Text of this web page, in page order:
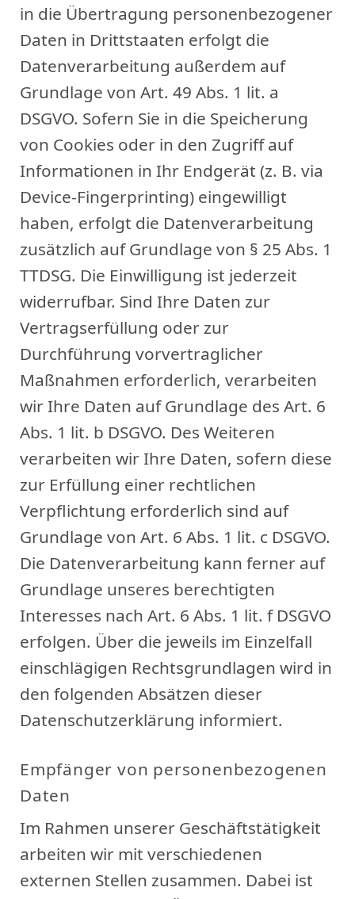
in die Übertragung personenbezogener
Daten in Drittstaaten erfolgt die
Datenverarbeitung außerdem auf
Grundlage von Art. 49 Abs. 1 lit. a
DSGVO. Sofern Sie in die Speicherung
von Cookies oder in den Zugriff auf
Informationen in Ihr Endgerät (z. B. via
Device-Fingerprinting) eingewilligt
haben, erfolgt die Datenverarbeitung
zusätzlich auf Grundlage von § 25 Abs. 1
TTDSG. Die Einwilligung ist jederzeit
widerrufbar. Sind Ihre Daten zur
Vertragserfüllung oder zur
Durchführung vorvertraglicher
Maßnahmen erforderlich, verarbeiten
wir Ihre Daten auf Grundlage des Art. 6
Abs. 1 lit. b DSGVO. Des Weiteren
verarbeiten wir Ihre Daten, sofern diese
zur Erfüllung einer rechtlichen
Verpflichtung erforderlich sind auf
Grundlage von Art. 6 Abs. 1 lit. c DSGVO.
Die Datenverarbeitung kann ferner auf
Grundlage unseres berechtigten
Interesses nach Art. 6 Abs. 1 lit. f DSGVO
erfolgen. Über die jeweils im Einzelfall
einschlägigen Rechtsgrundlagen wird in
den folgenden Absätzen dieser
Datenschutzerklärung informiert.
Empfänger von personenbezogenen
Daten
Im Rahmen unserer Geschäftstätigkeit
arbeiten wir mit verschiedenen
externen Stellen zusammen. Dabei ist